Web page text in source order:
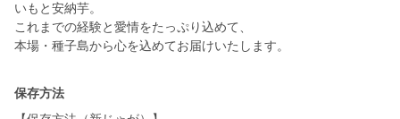
いもと安納芋。
これまでの経験と愛情をたっぷり込めて、
本場・種子島から心を込めてお届けいたします。
保存方法